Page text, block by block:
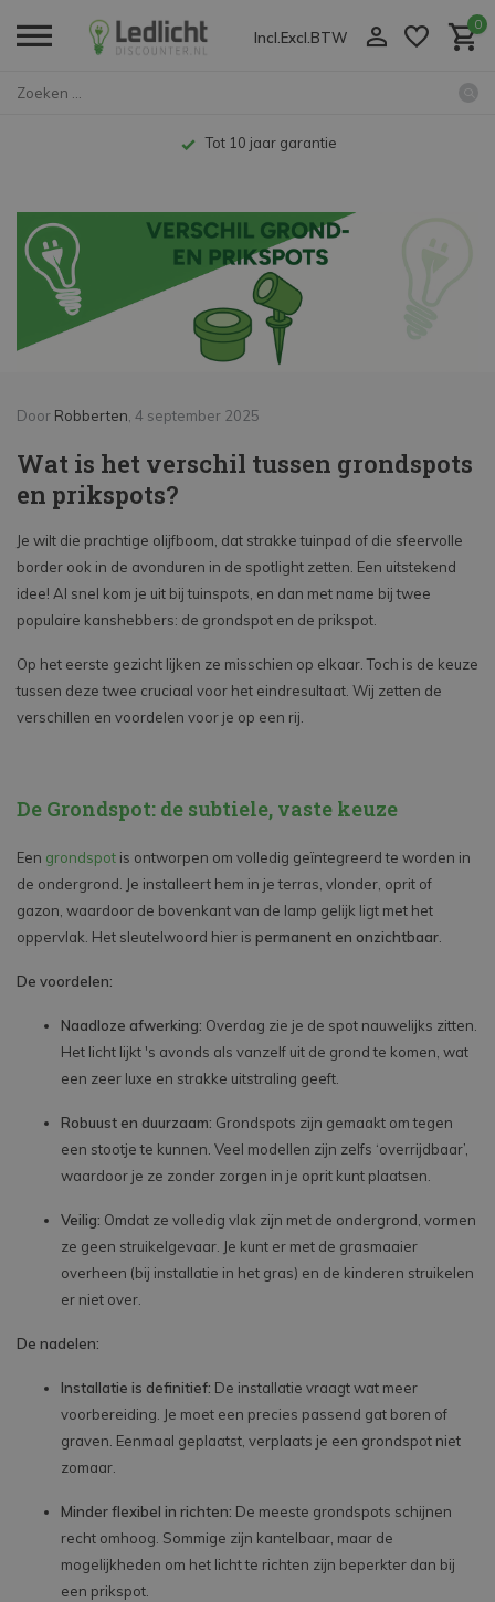
Incl. Excl. BTW
0
Tot 10 jaar garantie
Door Robberten , 4 september 2025
Wat is het verschil tussen grondspots
en prikspots?
Je wilt die prachtige olijfboom, dat strakke tuinpad of die sfeervolle
border ook in de avonduren in de spotlight zetten. Een uitstekend
idee! Al snel kom je uit bij tuinspots, en dan met name bij twee
populaire kanshebbers: de grondspot en de prikspot.
Op het eerste gezicht lijken ze misschien op elkaar. Toch is de keuze
tussen deze twee cruciaal voor het eindresultaat. Wij zetten de
verschillen en voordelen voor je op een rij.
De Grondspot: de subtiele, vaste keuze
Een grondspot is ontworpen om volledig geïntegreerd te worden in
de ondergrond. Je installeert hem in je terras, vlonder, oprit of
gazon, waardoor de bovenkant van de lamp gelijk ligt met het
oppervlak. Het sleutelwoord hier is permanent en onzichtbaar
De voordelen:
Naadloze afwerking: Overdag zie je de spot nauwelijks zitten.
Het licht lijkt 's avonds als vanzelf uit de grond te komen, wat
een zeer luxe en strakke uitstraling geeft.
Robuust en duurzaam: Grondspots zijn gemaakt om tegen
een stootje te kunnen. Veel modellen zijn zelfs ‘overrijdbaar’,
waardoor je ze zonder zorgen in je oprit kunt plaatsen.
Veilig: Omdat ze volledig vlak zijn met de ondergrond, vormen
ze geen struikelgevaar. Je kunt er met de grasmaaier
overheen (bij installatie in het gras) en de kinderen struikelen
er niet over.
De nadelen:
Installatie is definitief: De installatie vraagt wat meer
voorbereiding. Je moet een precies passend gat boren of
graven. Eenmaal geplaatst, verplaats je een grondspot niet
zomaar.
Minder flexibel in richten: De meeste grondspots schijnen
recht omhoog. Sommige zijn kantelbaar, maar de
mogelijkheden om het licht te richten zijn beperkter dan bij
een prikspot.